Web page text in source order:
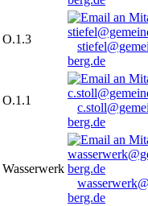
O.1.3
berg.de
O.1.1
berg.de
Wasserwerk
berg.de